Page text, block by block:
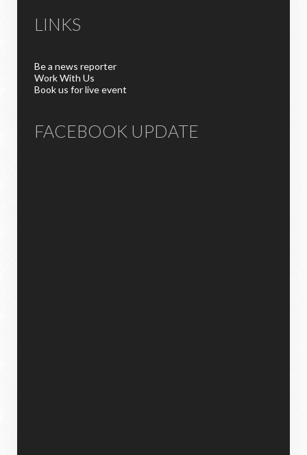
LINKS
Be a news reporter
Work With Us
Book us for live event
FACEBOOK UPDATE